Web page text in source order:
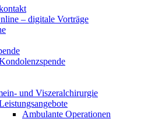
– digitale Vorträge
und Viszeralchirurgie
Ambulante Operationen